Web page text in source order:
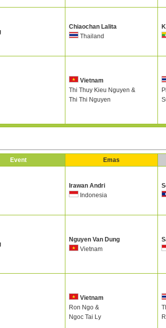
Chiaochan Lalita
Thailand
Vietnam
Thi Thuy Kieu Nguyen &
Thi Thi Nguyen
Event Emas
Irawan Andri
Indonesia
Nguyen Van Dung
Vietnam
Vietnam
Ron Ngo &
Ngoc Tai Ly